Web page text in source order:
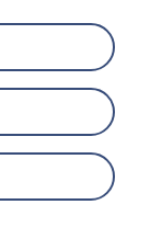
anzeigen zu